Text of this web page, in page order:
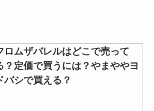
ロムザバレルはどこで売って
？定価で買うには？やまややヨ
バシで買える？